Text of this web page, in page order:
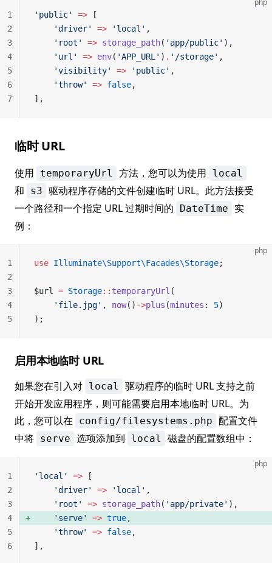
php
'public' => [
    'driver'
=> 'local' ,
    'root'
=> storage_path( 'app/public' ),
    'url'
=> env( 'APP_URL' ) . '/storage' ,
    'visibility'
=> 'public' ,
    'throw'
=> false,
],
1
2
3
4
5
6
7
临时 URL
使用 temporaryUrl 方法，您可以为使用 local
和 s3 驱动程序存储的文件创建临时 URL。此方法接受
一个路径和一个指定 URL 过期时间的
DateTime
实
例：
php
use Illuminate\Support\Facades\Storage;
$url = Storage:: temporaryUrl (
    'file.jpg'
, now() ->plus (minutes : 5)
);
1
2
3
4
5
启用本地临时 URL
如果您在引入对 local
驱动程序的临时 URL 支持之前
开始开发应用程序，则可能需要启用本地临时 URL。为
此，您可以在
config/filesystems.php 配置文件
中将 serve 选项添加到 local 磁盘的配置数组中：
php
'local' => [
    'driver'
=> 'local' ,
    'root'
=> storage_path( 'app/private' ),
    'serve'
=> true,
    'throw'
=> false,
],
1
2
3
4
5
6